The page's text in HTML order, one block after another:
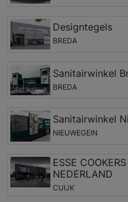
Designtegels
BREDA
Sanitairwinkel
BREDA
Sanitairwinkel
NIEUWEGEIN
ESSE
NEDERLAND
CUIJK